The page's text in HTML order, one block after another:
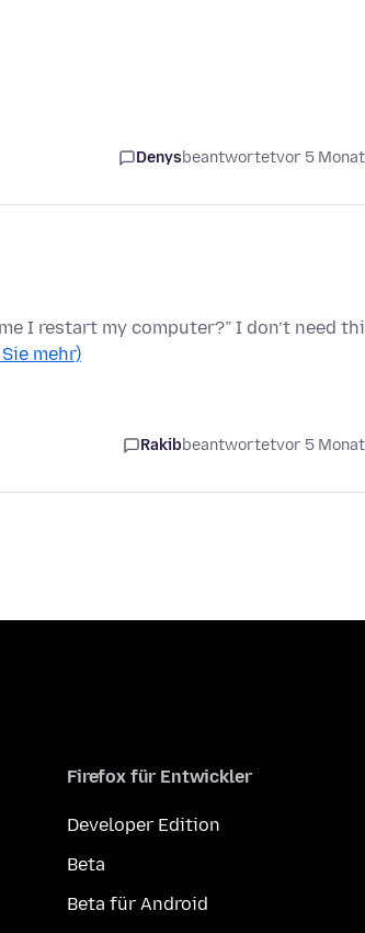
Denysbeantwortetvor 5
I restart my computer?” I don’t need
mehr)
Rakibbeantwortetvor 5
Firefox für Entwickler
Developer Edition
Beta
Beta für Android